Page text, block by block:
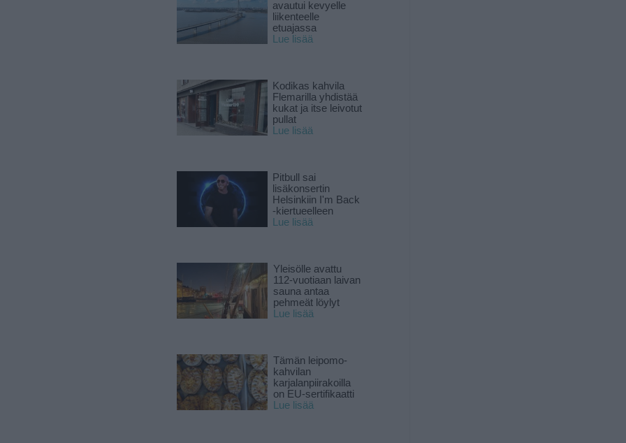
avautui kevyelle
liikenteelle
etuajassa
Lue lisää
Kodikas kahvila
Flemarilla yhdistää
kukat ja itse leivotut
pullat
Lue lisää
Pitbull sai
lisäkonsertin
Helsinkiin I'm Back
-kiertueelleen
Lue lisää
Yleisölle avattu
112-vuotiaan laivan
sauna antaa
pehmeät löylyt
Lue lisää
Tämän leipomo-
kahvilan
karjalanpiirakoilla
on EU-sertifikaatti
Lue lisää